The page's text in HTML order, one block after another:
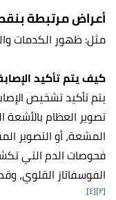
أعراض مرتبطة
مثل: ظهور الكدمات
كيف يتم تأكيد
يتم تأكيد تشخيص
تصوير العظام بالأشعة
المشعة، أو التصوير
فحوصات الدم التي
الفوسفاتاز القلوي،
[٢] [٤]